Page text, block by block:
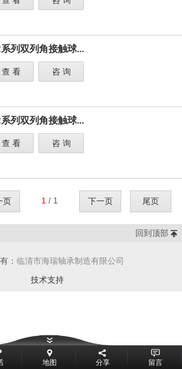
系列双列角接触球...
查 看 咨 询
系列双列角接触球...
查 看 咨 询
页 1 / 1 下一页 尾页
回到顶部
： 临清市海瑞轴承制造有限公司
技术支持
地图 分享 留言